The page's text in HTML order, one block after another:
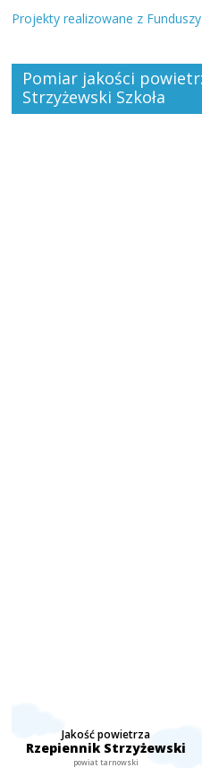
Projekty realizowane z
Pomiar jakości
Strzyżewski Szkoła